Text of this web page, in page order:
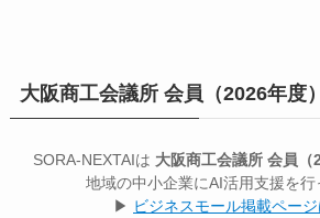
大阪商工会議所 会員（2026年度）
SORA-NEXTAIは 大阪商工会議所 会員（
地域の中小企業にAI活用支援を行
▶ ビジネスモール掲載ペー